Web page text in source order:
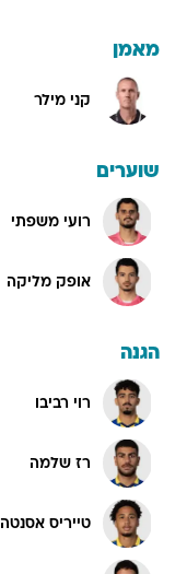
מאמן
קני מילר
שוערים
רועי משפתי
אופק מליקה
הגנה
רוי רביבו
רז שלמה
טייריס אסנטה